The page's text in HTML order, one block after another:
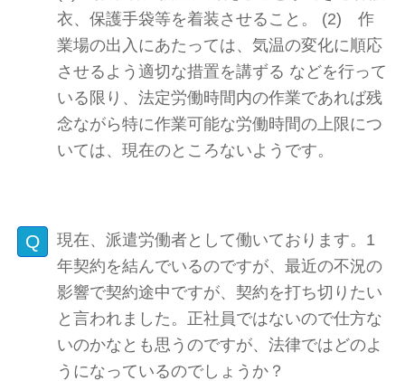
衣、保護手袋等を着装させること。 (2) 作
業場の出入にあたっては、気温の変化に順応
させるよう適切な措置を講ずる などを行って
いる限り、法定労働時間内の作業であれば残
念ながら特に作業可能な労働時間の上限につ
いては、現在のところないようです。
現在、派遣労働者として働いております。1
年契約を結んでいるのですが、最近の不況の
影響で契約途中ですが、契約を打ち切りたい
と言われました。正社員ではないので仕方な
いのかなとも思うのですが、法律ではどのよ
うになっているのでしょうか？